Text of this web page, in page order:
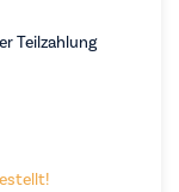
Teilzahlung